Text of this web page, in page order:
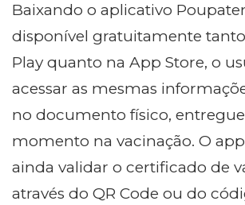
Baixando o aplicativo
disponível gratuitamente
Play quanto na App Store, o
acessar as mesmas
no documento físico,
momento na vacinação. O
ainda validar o certificado de
através do QR Code ou do